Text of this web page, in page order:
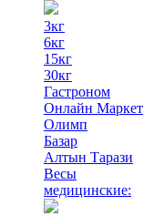
3кг
6кг
15кг
30кг
Гастроном
Онлайн Маркет
Олимп
Базар
Алтын Тарази
Весы
медицинские: